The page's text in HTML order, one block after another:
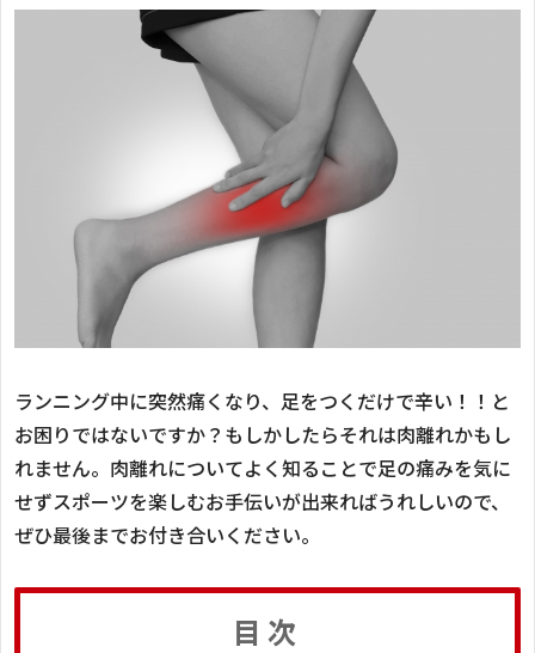
ランニング中に突然痛くなり、足をつくだけで辛い！！と
お困りではないですか？もしかしたらそれは肉離れかもし
れません。肉離れについてよく知ることで足の痛みを気に
せずスポーツを楽しむお手伝いが出来ればうれしいので、
ぜひ最後までお付き合いください。
目次